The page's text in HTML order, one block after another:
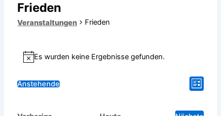
Frieden
Veranstaltungen Frieden
Veranstaltungen
Hinweis
Es wurden keine Ergebnisse gefunden.
Liste
Anstehende